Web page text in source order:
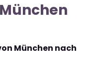
München nach